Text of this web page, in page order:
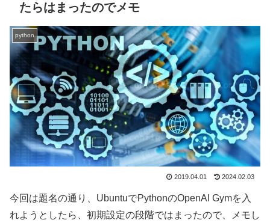
たらはまったのでメモ
python
2019.04.01 2024.02.03
今回は題名の通り、UbuntuでPythonのOpenAI Gymを入
れようとしたら、初期設定の段階ではまったので、メモし